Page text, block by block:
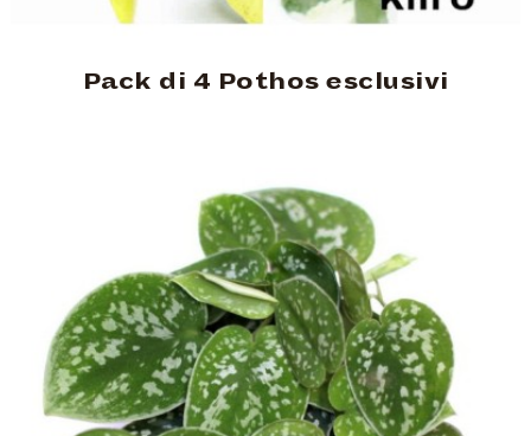
Pack di 4 Pothos esclusivi